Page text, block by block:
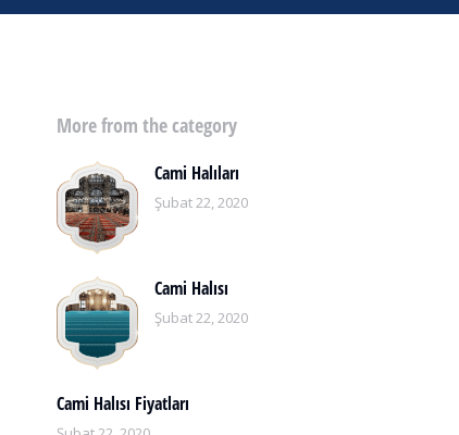
More from the category
Cami Halıları
Şubat 22, 2020
Cami Halısı
Şubat 22, 2020
Cami Halısı Fiyatları